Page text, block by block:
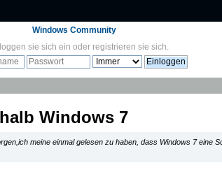
Windows Community
loggen sie sich ein oder registrieren sie sich.
Windows 7
meine einmal gelesen zu haben, dass Windows 7 eine